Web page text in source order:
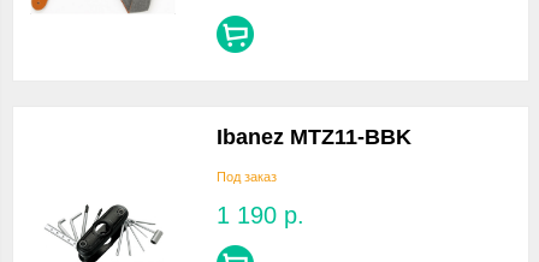
Ibanez MTZ11-BBK
Под заказ
1 190 р.